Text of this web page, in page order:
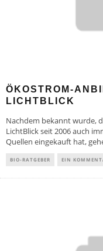
ÖKOSTROM-
LICHTBLICK
Nachdem bekannt wurde,
LichtBlick seit 2006 auch
Quellen eingekauft hat,
BIO-RATGEBER EIN